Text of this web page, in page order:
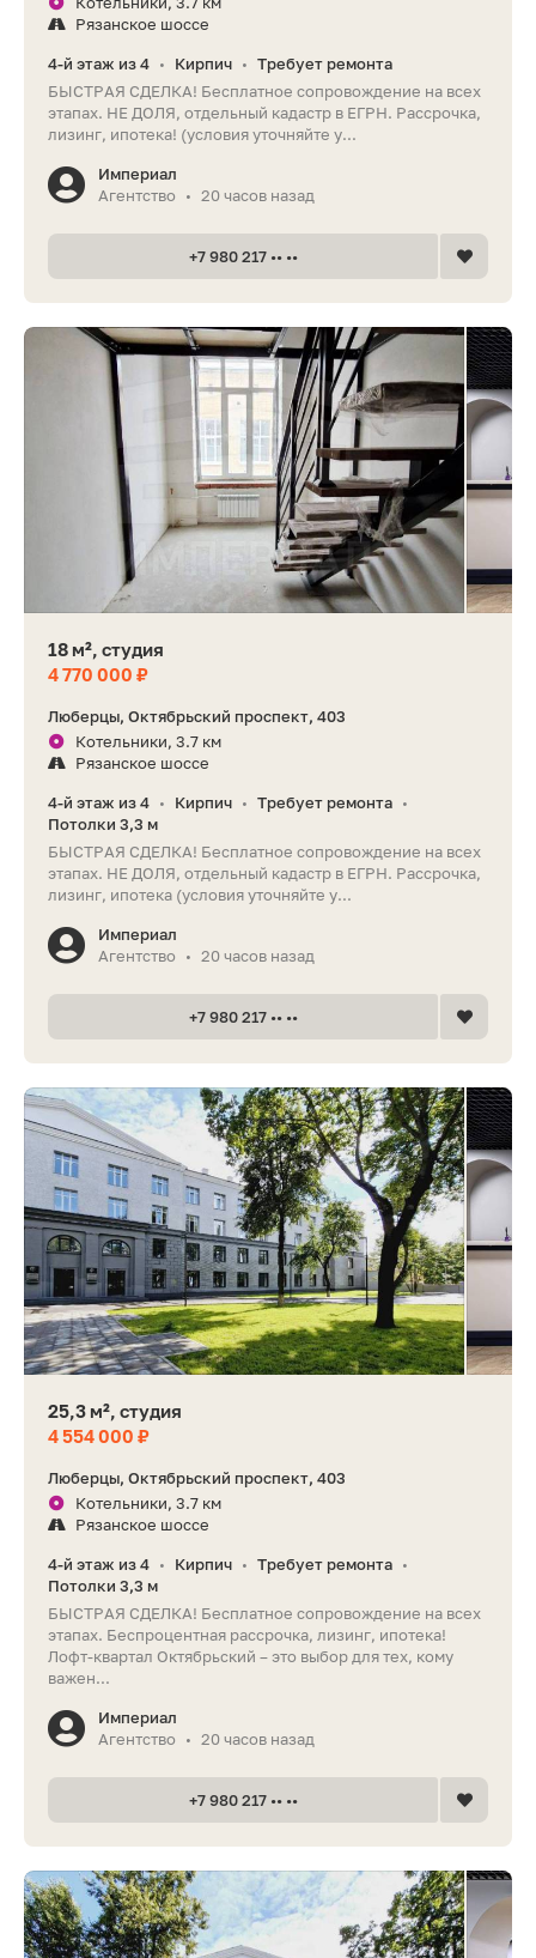
Рязанское шоссе
4-й этаж из 4 • Кирпич • Требует ремонта
БЫСТРАЯ СДЕЛКА! Бесплатное сопровождение на всех
этапах. НЕ ДОЛЯ, отдельный кадастр в ЕГРН. Рассрочка,
лизинг, ипотека! (условия уточняйте у...
Империал
Агентство
• 20 часов назад
+7 980 217 •• ••
18 м², студия
4 770 000 ₽
Люберцы, Октябрьский проспект, 403
Котельники, 3.7 км
Рязанское шоссе
4-й этаж из 4 • Кирпич • Требует ремонта •
Потолки 3,3 м
БЫСТРАЯ СДЕЛКА! Бесплатное сопровождение на всех
этапах. НЕ ДОЛЯ, отдельный кадастр в ЕГРН. Рассрочка,
лизинг, ипотека (условия уточняйте у...
Империал
Агентство
• 20 часов назад
+7 980 217 •• ••
25,3 м², студия
4 554 000 ₽
Люберцы, Октябрьский проспект, 403
Котельники, 3.7 км
Рязанское шоссе
4-й этаж из 4 • Кирпич • Требует ремонта •
Потолки 3,3 м
БЫСТРАЯ СДЕЛКА! Бесплатное сопровождение на всех
этапах. Беспроцентная рассрочка, лизинг, ипотека!
Лофт-квартал Октябрьский – это выбор для тех, кому
важен...
Империал
Агентство
• 20 часов назад
+7 980 217 •• ••